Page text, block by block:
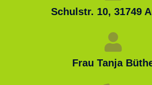
Schulstr. 10, 31749
Frau Tanja